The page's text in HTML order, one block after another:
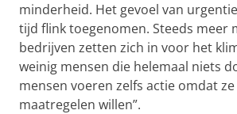
minderheid. Het gevoel van
tijd flink toegenomen. Steeds meer
bedrijven zetten zich in voor het
weinig mensen die helemaal niets
mensen voeren zelfs actie omdat
maatregelen willen”.